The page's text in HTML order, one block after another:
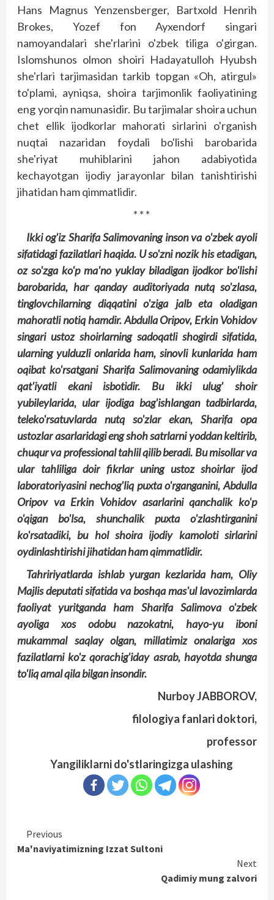
Hans Magnus Yenzensberger, Bartxold Henrih
Brokes, Yozef fon Ayxendorf singari
namoyandalari she'rlarini o'zbek tiliga o'girgan.
Islomshunos olmon shoiri Hadayatulloh Hyubsh
she'rlari tarjimasidan tarkib topgan «Oh, atirgul»
to'plami, ayniqsa, shoira tarjimonlik faoliyatining
eng yorqin namunasidir. Bu tarjimalar shoira uchun
chet ellik ijodkorlar mahorati sirlarini o'rganish
nuqtai nazaridan foydali bo'lishi barobarida
she'riyat muhiblarini jahon adabiyotida
kechayotgan ijodiy jarayonlar bilan tanishtirishi
jihatidan ham qimmatlidir.
* * *
Ikki og'iz Sharifa Salimovaning inson va o'zbek ayoli
sifatidagi fazilatlari haqida. U so'zni nozik his etadigan,
oz so'zga ko'p ma'no yuklay biladigan ijodkor bo'lishi
barobarida, har qanday auditoriyada nutq so'zlasa,
tinglovchilarning diqqatini o'ziga jalb eta oladigan
mahoratli notiq hamdir. Abdulla Oripov, Erkin Vohidov
singari ustoz shoirlarning sadoqatli shogirdi sifatida,
ularning yulduzli onlarida ham, sinovli kunlarida ham
oqibat ko'rsatgani Sharifa Salimovaning odamiylikda
qat'iyatli ekani isbotidir. Bu ikki ulug' shoir
yubileylarida, ular ijodiga bag'ishlangan tadbirlarda,
teleko'rsatuvlarda nutq so'zlar ekan, Sharifa opa
ustozlar asarlaridagi eng shoh satrlarni yoddan keltirib,
chuqur va professional tahlil qilib beradi. Bu misollar va
ular tahliliga doir fikrlar uning ustoz shoirlar ijod
laboratoriyasini nechog'liq puxta o'rganganini, Abdulla
Oripov va Erkin Vohidov asarlarini qanchalik ko'p
o'qigan bo'lsa, shunchalik puxta o'zlashtirganini
ko'rsatadiki, bu hol shoira ijodiy kamoloti sirlarini
oydinlashtirishi jihatidan ham qimmatlidir.
Tahririyatlarda ishlab yurgan kezlarida ham, Oliy
Majlis deputati sifatida va boshqa mas'ul lavozimlarda
faoliyat yuritganda ham Sharifa Salimova o'zbek
ayoliga xos odobu nazokatni, hayo-yu iboni
mukammal saqlay olgan, millatimiz onalariga xos
fazilatlarni ko'z qorachig'iday asrab, hayotda shunga
to'liq amal qila bilgan insondir.
Nurboy JABBOROV,
filologiya fanlari doktori,
professor
Yangiliklarni do'stlaringizga ulashing
Continue
Reading
Previous
Ma'naviyatimizning Izzat Sultoni
Next
Qadimiy mung zalvori